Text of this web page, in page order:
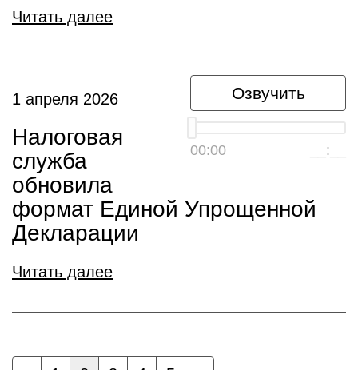
Читать далее
Озвучить
00:00 __:__
1 апреля 2026
Налоговая
служба
обновила
формат Единой Упрощенной
Декларации
Читать далее